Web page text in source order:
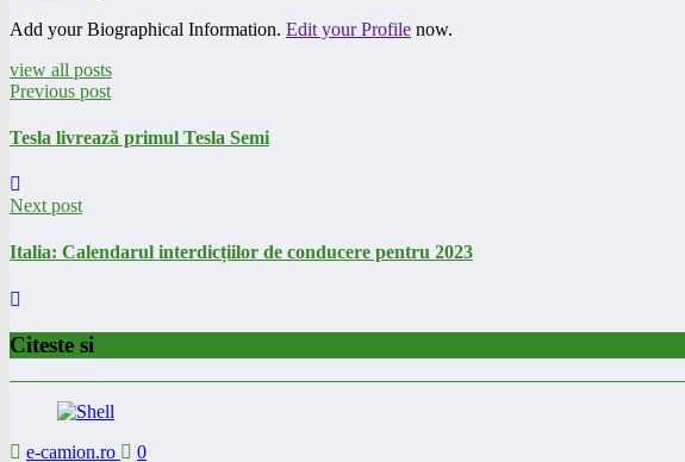
Add your Biographical Information. Edit your Profile now.
view all posts
Previous post
Tesla livrează primul Tesla Semi
Next post
Italia: Calendarul interdicțiilor de conducere pentru 2023
Citeste si
e-camion.ro 0